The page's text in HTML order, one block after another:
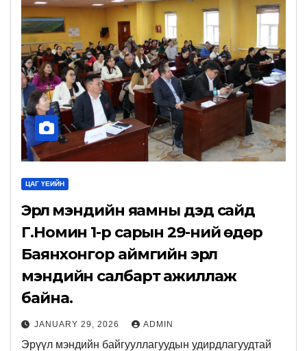
ЦАГ ҮЕИЙН
Эрүүл мэндийн яамны дэд сайд
Г.Номин 1-р сарын 29-ний өдөр
Баянхонгор аймгийн эрүүл
мэндийн салбарт ажиллаж
байна.
JANUARY 29, 2026 ADMIN
Эрүүл мэндийн байгууллагуудын удирдлагуудтай